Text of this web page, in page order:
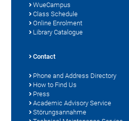
WueCampus
Class Schedule
Online Enrolment
Library Catalogue
Contact
Phone and Address Directory
How to Find Us
Press
Academic Advisory Service
Störungsannahme